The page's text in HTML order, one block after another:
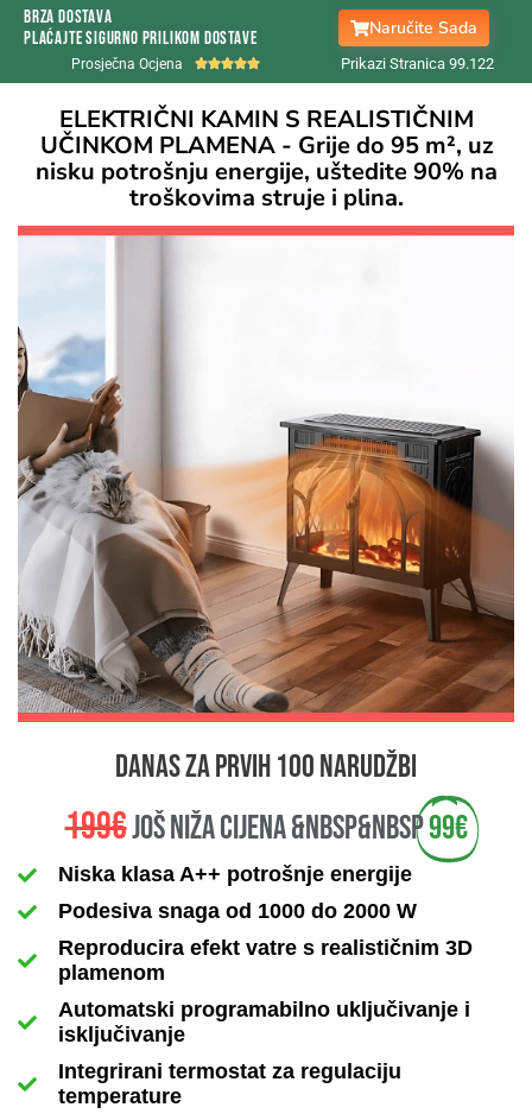
Brza Dostava
Plaćajte sigurno prilikom dostave
Naručite Sada
Prosječna Ocjena  Prikazi Stranica 99.122
ELEKTRIČNI KAMIN S REALISTIČNIM
UČINKOM PLAMENA - Grije do 95 m², uz
nisku potrošnju energije, uštedite 90% na
troškovima struje i plina.
danas za prvih 100 narudžbi
199€još niža cijena &nbsp&nbsp99€
Niska klasa A++ potrošnje energije
Podesiva snaga od 1000 do 2000 W
Reproducira efekt vatre s realističnim 3D
plamenom
Automatski programabilno uključivanje i
isključivanje
Integrirani termostat za regulaciju
temperature